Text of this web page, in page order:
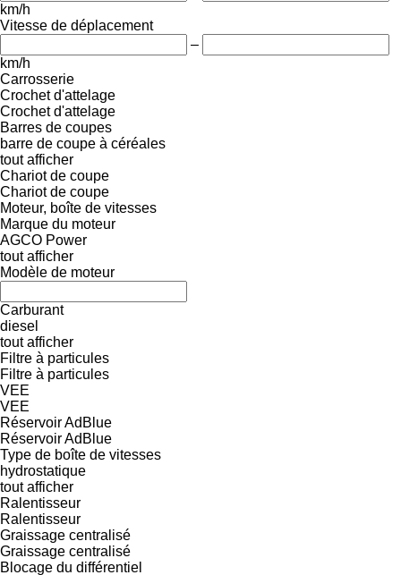
km/h
Vitesse de déplacement
–
km/h
Carrosserie
Crochet d'attelage
Crochet d'attelage
Barres de coupes
barre de coupe à céréales
tout afficher
Chariot de coupe
Chariot de coupe
Moteur, boîte de vitesses
Marque du moteur
AGCO Power
tout afficher
Modèle de moteur
Carburant
diesel
tout afficher
Filtre à particules
Filtre à particules
VEE
VEE
Réservoir AdBlue
Réservoir AdBlue
Type de boîte de vitesses
hydrostatique
tout afficher
Ralentisseur
Ralentisseur
Graissage centralisé
Graissage centralisé
Blocage du différentiel